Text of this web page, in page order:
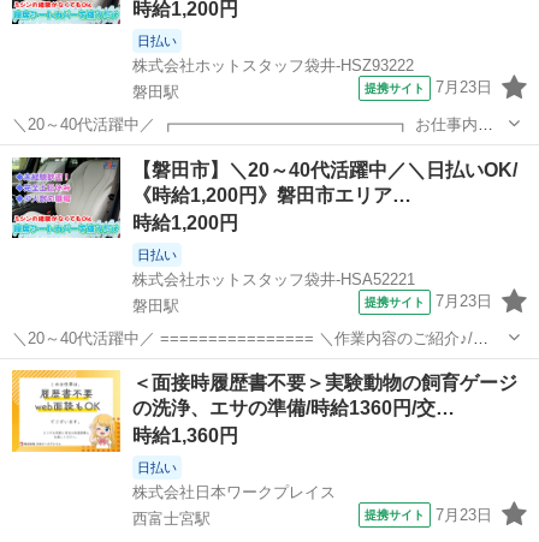
時給1,200円
日払い
株式会社ホットスタッフ袋井-HSZ93222
磐田駅
提携サイト 7月23日
＼20～40代活躍中／ ┏━━━━━━━━━━━━━━┓ お仕事内容
━━━━━━━━━━━━━━┛ 車やバイクの座席に使われる シート
カバーを作っている会社さん★ 生地と生地を縫い合わせる ミシンを使
った裁縫作業を...
静岡 磐田市 磐田駅
【磐田市】＼20～40代活躍中／＼日払いOK/
《時給1,200円》磐田市エリア…
時給1,200円
日払い
株式会社ホットスタッフ袋井-HSA52221
磐田駅
提携サイト 7月23日
＼20～40代活躍中／ ================ ＼作業内容のご紹介♪/
================ 車やバイクの座席に使われる シートカバーを作
っている会社さん★ 生地と生地を縫い合わせる ミシンを使っ...
静岡 磐田市 磐田駅 その他
＜面接時履歴書不要＞実験動物の飼育ゲージ
の洗浄、エサの準備/時給1360円/交…
時給1,360円
日払い
株式会社日本ワークプレイス
西富士宮駅
提携サイト 7月23日